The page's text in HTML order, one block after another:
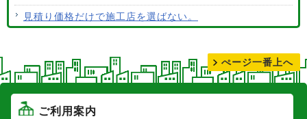
見積り価格だけで施工店を選ばない。
ぺージ一番上へ
ご利用案内